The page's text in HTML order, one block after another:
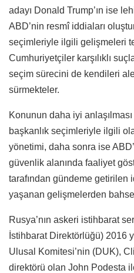
adayı Donald Trump’ın ise
ABD’nin resmî iddiaları
seçimleriyle ilgili gelişmeleri
Cumhuriyetçiler karşılıklı
seçim sürecini de kendileri
sürmekteler.
Konunun daha iyi
başkanlık seçimleriyle ilgili
yönetimi, daha sonra ise
güvenlik alanında faaliyet
tarafından gündeme getirilen
yaşanan gelişmelerden
Rusya’nın askeri istihbarat
İstihbarat Direktörlüğü) 2016
Ulusal Komitesi’nin (DUK),
direktörü olan John Podesta